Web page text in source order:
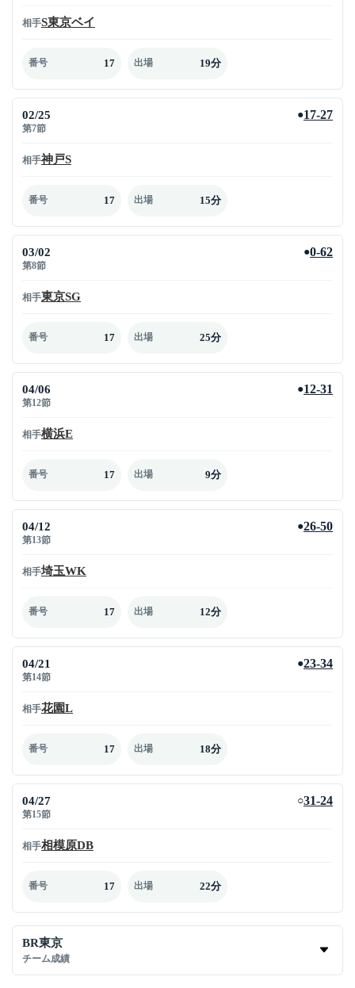
相手S東京ベイ
番号 17 出場 19分
02/25
第7節
●17-27
相手神戸S
番号 17 出場 15分
03/02
第8節
●0-62
相手東京SG
番号 17 出場 25分
04/06
第12節
●12-31
相手横浜E
番号 17 出場 9分
04/12
第13節
●26-50
相手埼玉WK
番号 17 出場 12分
04/21
第14節
●23-34
相手花園L
番号 17 出場 18分
04/27
第15節
○31-24
相手相模原DB
番号 17 出場 22分
BR東京
チーム成績